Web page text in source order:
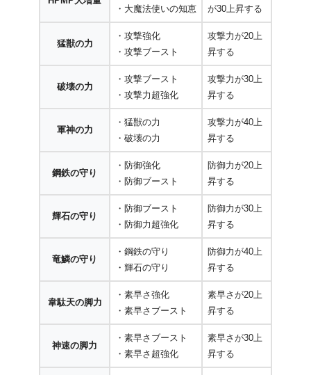
・大魔法使いの知恵
が30上昇する
猛獣の力
・攻撃強化
・攻撃ブースト
攻撃力が20上
昇する
破壊の力
・攻撃ブースト
・攻撃力超強化
攻撃力が30上
昇する
軍神の力
・猛獣の力
・破壊の力
攻撃力が40上
昇する
鋼鉄の守り
・防御強化
・防御ブースト
防御力が20上
昇する
輝石の守り
・防御ブースト
・防御力超強化
防御力が30上
昇する
竜鱗の守り
・鋼鉄の守り
・輝石の守り
防御力が40上
昇する
韋駄天の脚力
・素早さ強化
・素早さブースト
素早さが20上
昇する
神速の脚力
・素早さブースト
・素早さ超強化
素早さが30上
昇する